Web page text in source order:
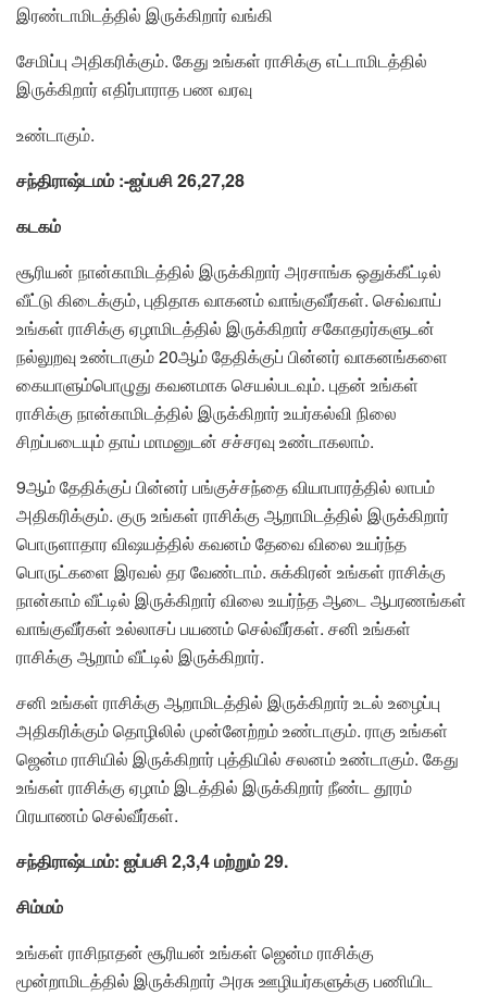
இரண்டாமிடத்தில் இருக்கிறார் வங்கி
சேமிப்பு அதிகரிக்கும். கேது உங்கள் ராசிக்கு எட்டாமிடத்தில்
இருக்கிறார் எதிர்பாராத பண வரவு
உண்டாகும்.
சந்திராஷ்டமம் :-ஐப்பசி 26,27,28
கடகம்
சூரியன் நான்காமிடத்தில் இருக்கிறார் அரசாங்க ஒதுக்கீட்டில்
வீட்டு கிடைக்கும், புதிதாக வாகனம் வாங்குவீர்கள். செவ்வாய்
உங்கள் ராசிக்கு ஏழாமிடத்தில் இருக்கிறார் சகோதரர்களுடன்
நல்லுறவு உண்டாகும் 20ஆம் தேதிக்குப் பின்னர் வாகனங்களை
கையாளும்பொழுது கவனமாக செயல்படவும். புதன் உங்கள்
ராசிக்கு நான்காமிடத்தில் இருக்கிறார் உயர்கல்வி நிலை
சிறப்படையும் தாய் மாமனுடன் சச்சரவு உண்டாகலாம்.
9ஆம் தேதிக்குப் பின்னர் பங்குச்சந்தை வியாபாரத்தில் லாபம்
அதிகரிக்கும். குரு உங்கள் ராசிக்கு ஆறாமிடத்தில் இருக்கிறார்
பொருளாதார விஷயத்தில் கவனம் தேவை விலை உயர்ந்த
பொருட்களை இரவல் தர வேண்டாம். சுக்கிரன் உங்கள் ராசிக்கு
நான்காம் வீட்டில் இருக்கிறார் விலை உயர்ந்த ஆடை ஆபரணங்கள்
வாங்குவீர்கள் உல்லாசப் பயணம் செல்வீர்கள். சனி உங்கள்
ராசிக்கு ஆறாம் வீட்டில் இருக்கிறார்.
சனி உங்கள் ராசிக்கு ஆறாமிடத்தில் இருக்கிறார் உடல் உழைப்பு
அதிகரிக்கும் தொழிலில் முன்னேற்றம் உண்டாகும். ராகு உங்கள்
ஜென்ம ராசியில் இருக்கிறார் புத்தியில் சலனம் உண்டாகும். கேது
உங்கள் ராசிக்கு ஏழாம் இடத்தில் இருக்கிறார் நீண்ட தூரம்
பிரயாணம் செல்வீர்கள்.
சந்திராஷ்டமம்: ஐப்பசி 2,3,4 மற்றும் 29.
சிம்மம்
உங்கள் ராசிநாதன் சூரியன் உங்கள் ஜென்ம ராசிக்கு
மூன்றாமிடத்தில் இருக்கிறார் அரசு ஊழியர்களுக்கு பணியிட